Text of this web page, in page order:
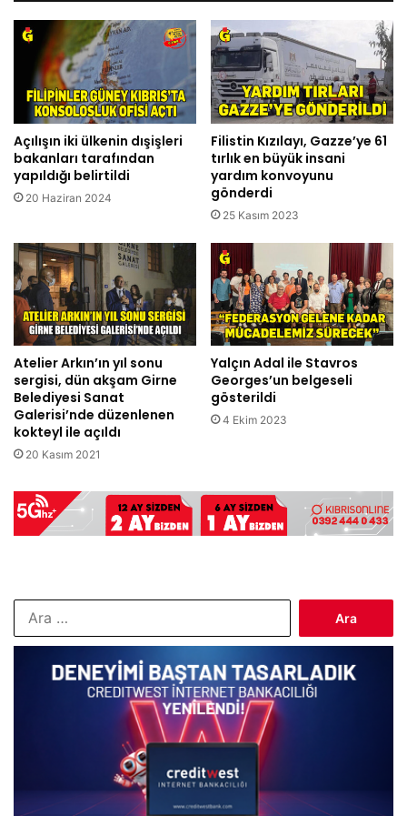
Açılışın iki ülkenin dışişleri
bakanları tarafından
yapıldığı belirtildi
20 Haziran 2024
Filistin Kızılayı, Gazze’ye 61
tırlık en büyük insani
yardım konvoyunu
gönderdi
25 Kasım 2023
Atelier Arkın’ın yıl sonu
sergisi, dün akşam Girne
Belediyesi Sanat
Galerisi’nde düzenlenen
kokteyl ile açıldı
20 Kasım 2021
Yalçın Adal ile Stavros
Georges’un belgeseli
gösterildi
4 Ekim 2023